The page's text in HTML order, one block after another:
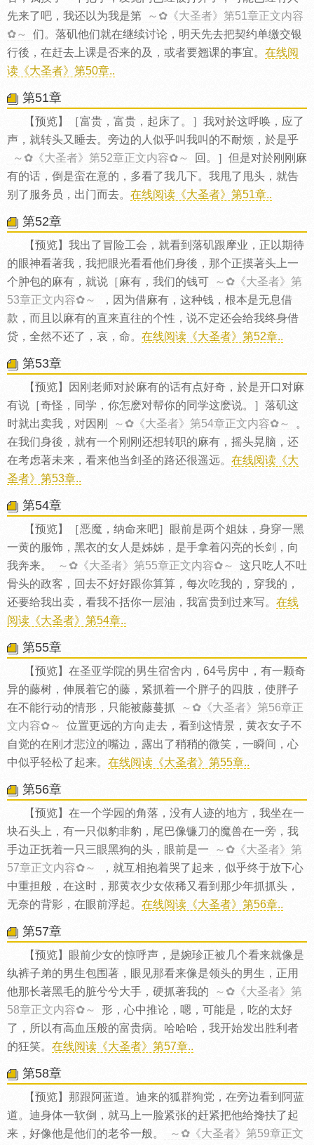
先来了吧，我还以为我是第
～✿《大圣者》第51章正文内容
✿～
们。落矶他们就在继续讨论，明天先去把契约单缴交银
行後，在赶去上课是否来的及，或者要翘课的事宜。 在线阅
读《大圣者》第50章..
第51章
【预览】［富贵，富贵，起床了。］我对於这呼唤，应了
声，就转头又睡去。旁边的人似乎叫我叫的不耐烦，於是乎
～✿《大圣者》第52章正文内容✿～
回。］但是对於刚刚麻
有的话，倒是蛮在意的，多看了我几下。我甩了甩头，就告
别了服务员，出门而去。 在线阅读《大圣者》第51章..
第52章
【预览】我出了冒险工会，就看到落矶跟摩业，正以期待
的眼神看著我，我把眼光看看他们身後，那个正摸著头上一
个肿包的麻有，就说［麻有，我们的钱可
～✿《大圣者》第
53章正文内容✿～
，因为借麻有，这种钱，根本是无息借
款，而且以麻有的直来直往的个性，说不定还会给我终身借
贷，全然不还了，哀，命。 在线阅读《大圣者》第52章..
第53章
【预览】因刚老师对於麻有的话有点好奇，於是开口对麻
有说［奇怪，同学，你怎麽对帮你的同学这麽说。］落矶这
时就出卖我，对因刚
～✿《大圣者》第54章正文内容✿～
。
在我们身後，就有一个刚刚还想转职的麻有，摇头晃脑，还
在考虑著未来，看来他当剑圣的路还很遥远。 在线阅读《大
圣者》第53章..
第54章
【预览】［恶魔，纳命来吧］眼前是两个姐妹，身穿一黑
一黄的服饰，黑衣的女人是姊姊，是手拿着闪亮的长剑，向
我奔来。
～✿《大圣者》第55章正文内容✿～
这只吃人不吐
骨头的政客，回去不好好跟你算算，每次吃我的，穿我的，
还要给我出卖，看我不括你一层油，我富贵到过来写。 在线
阅读《大圣者》第54章..
第55章
【预览】在圣亚学院的男生宿舍内，64号房中，有一颗奇
异的藤树，伸展着它的藤，紧抓着一个胖子的四肢，使胖子
在不能行动的情形，只能被藤蔓抓
～✿《大圣者》第56章正
文内容✿～
位置更远的方向走去，看到这情景，黄衣女子不
自觉的在刚才悲泣的嘴边，露出了稍稍的微笑，一瞬间，心
中似乎轻松了起来。 在线阅读《大圣者》第55章..
第56章
【预览】在一个学园的角落，没有人迹的地方，我坐在一
块石头上，有一只似豹非豹，尾巴像镰刀的魔兽在一旁，我
手边正抚着一只三眼黑狗的头，眼前是一
～✿《大圣者》第
57章正文内容✿～
，就互相抱着哭了起来，似乎终于放下心
中重担般，在这时，那黄衣少女依稀又看到那少年抓抓头，
无奈的背影，在眼前浮起。 在线阅读《大圣者》第56章..
第57章
【预览】眼前少女的惊呼声，是婉珍正被几个看来就像是
纨裤子弟的男生包围著，眼见那看来像是领头的男生，正用
他那长著黑毛的脏兮兮大手，硬抓著我的
～✿《大圣者》第
58章正文内容✿～
形，心中推论，嗯，可能是，吃的太好
了，所以有高血压般的富贵病。哈哈哈，我开始发出胜利者
的狂笑。 在线阅读《大圣者》第57章..
第58章
【预览】那跟阿蓝道。迪来的狐群狗党，在旁边看到阿蓝
道。迪身体一软倒，就马上一脸紧张的赶紧把他给搀扶了起
来，好像他是他们的老爷一般。
～✿《大圣者》第59章正文